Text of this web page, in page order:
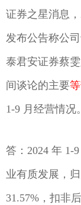
证券之星消息，
发布公告称公
泰君安证券蔡
间谈论的主要
1-9 月经营情况。
答：2024 年 1-
业有质发展，
31.57%，扣非